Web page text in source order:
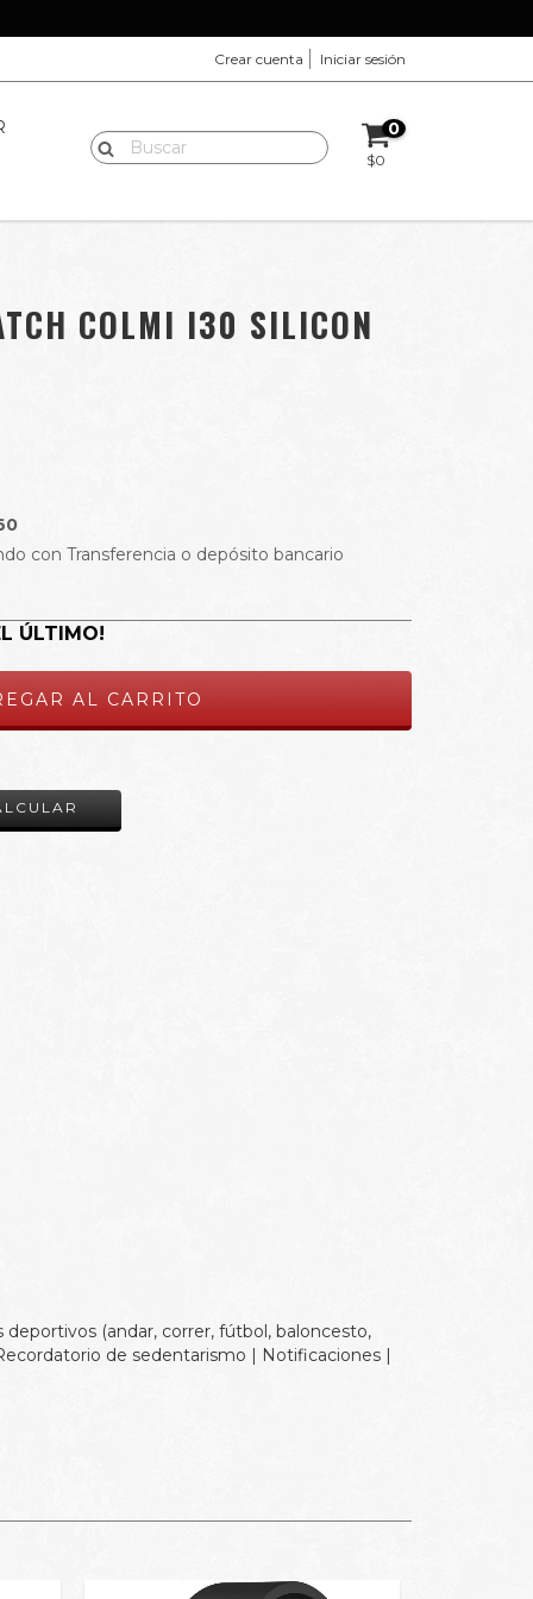
Crear cuenta Iniciar sesión
0
$0
COLMI I30 SILICON
con Transferencia o depósito bancario
ÚLTIMO!
(andar, correr, fútbol, baloncesto,
de sedentarismo | Notificaciones |